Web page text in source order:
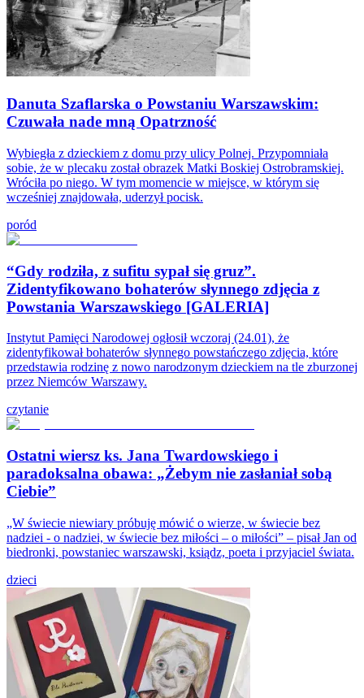
Danuta Szaflarska o Powstaniu Warszawskim:
Czuwała nade mną Opatrzność
Wybiegła z dzieckiem z domu przy ulicy Polnej. Przypomniała
sobie, że w plecaku został obrazek Matki Boskiej Ostrobramskiej.
Wróciła po niego. W tym momencie w miejsce, w którym się
wcześniej znajdowała, uderzył pocisk.
poród
“Gdy rodziła, z sufitu sypał się gruz”.
Zidentyfikowano bohaterów słynnego zdjęcia z
Powstania Warszawskiego [GALERIA]
Instytut Pamięci Narodowej ogłosił wczoraj (24.01), że
zidentyfikował bohaterów słynnego powstańczego zdjęcia, które
przedstawia rodzinę z nowo narodzonym dzieckiem na tle zburzonej
przez Niemców Warszawy.
czytanie
Ostatni wiersz ks. Jana Twardowskiego i
paradoksalna obawa: „Żebym nie zasłaniał sobą
Ciebie”
„W świecie niewiary próbuję mówić o wierze, w świecie bez
nadziei - o nadziei, w świecie bez miłości – o miłości” – pisał Jan od
biedronki, powstaniec warszawski, ksiądz, poeta i przyjaciel świata.
dzieci